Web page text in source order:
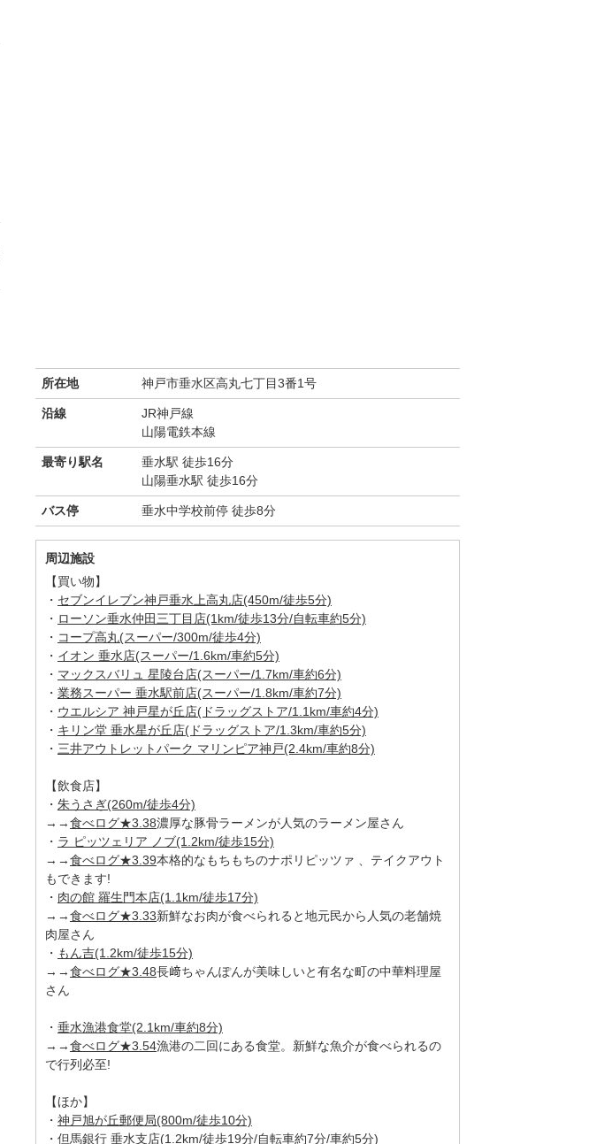
所在地 神戸市垂水区高丸七丁目3番1号
沿線
JR神戸線
山陽電鉄本線
最寄り駅名
垂水駅 徒歩16分
山陽垂水駅 徒歩16分
バス停 垂水中学校前停 徒歩8分
周辺施設
【買い物】
・ セブンイレブン神戸垂水上高丸店(450m/徒歩5分)
・ ローソン垂水仲田三丁目店(1km/徒歩13分/自転車約5分)
・ コープ高丸(スーパー/300m/徒歩4分)
・ イオン 垂水店(スーパー/1.6km/車約5分)
・ マックスバリュ 星陵台店(スーパー/1.7km/車約6分)
・ 業務スーパー 垂水駅前店(スーパー/1.8km/車約7分)
・ ウエルシア 神戸星が丘店(ドラッグストア/1.1km/車約4分)
・ キリン堂 垂水星が丘店(ドラッグストア/1.3km/車約5分)
・ 三井アウトレットパーク マリンピア神戸(2.4km/車約8分)
【飲食店】
・ 朱うさぎ(260m/徒歩4分)
→→食べログ★3.38濃厚な豚骨ラーメンが人気のラーメン屋さん
・ ラ ピッツェリア ノブ(1.2km/徒歩15分)
→→食べログ★3.39本格的なもちもちのナポリピッツァ 、テイクアウト
もできます!
・ 肉の館 羅生門本店(1.1km/徒歩17分)
→→食べログ★3.33新鮮なお肉が食べられると地元民から人気の老舗焼
肉屋さん
・ もん吉(1.2km/徒歩15分)
→→食べログ★3.48長﨑ちゃんぽんが美味しいと有名な町の中華料理屋
さん
・ 垂水漁港食堂(2.1km/車約8分)
→→食べログ★3.54漁港の二回にある食堂。新鮮な魚介が食べられるの
で行列必至!
【ほか】
・ 神戸旭が丘郵便局(800m/徒歩10分)
・ 但馬銀行 垂水支店(1.2km/徒歩19分/自転車約7分/車約5分)